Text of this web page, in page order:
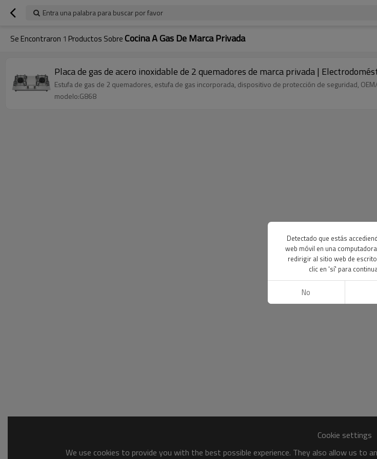
Entra una palabra para buscar por favor
Se Encontraron 1 Productos SobreCocina A Gas De Marca Privada
Placa de gas de acero inoxidable de 2 quemadores de marca privada |
Estufa de gas de 2 quemadores, estufa de gas incorporada, dispositivo de protección de seguridad,
modelo:G868
Cookie settings
We use cookies to provide you with the best possible experience. They also allow us to
Detectado que estás
web móvil en una
redirigir al sitio web de
clic en 'sí' para
No